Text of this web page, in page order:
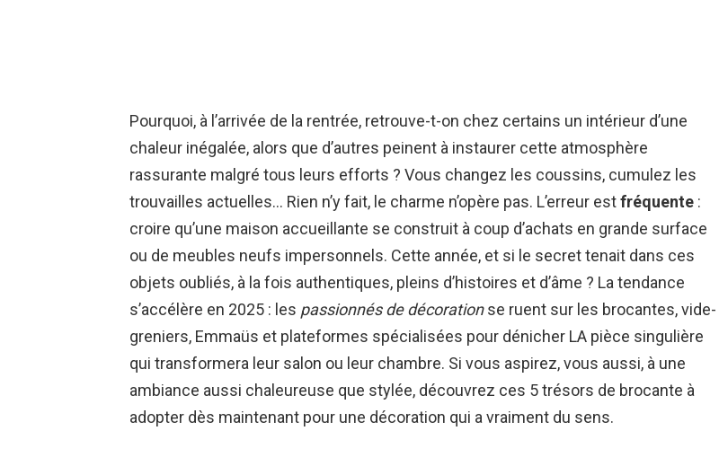
Pourquoi, à l’arrivée de la rentrée, retrouve-t-on chez certains un intérieur d’une
chaleur inégalée, alors que d’autres peinent à instaurer cette atmosphère
rassurante malgré tous leurs efforts ? Vous changez les coussins, cumulez les
trouvailles actuelles… Rien n’y fait, le charme n’opère pas. L’erreur estfréquente :
croire qu’une maison accueillante se construit à coup d’achats en grande surface
ou de meubles neufs impersonnels. Cette année, et si le secret tenait dans ces
objets oubliés, à la fois authentiques, pleins d’histoires et d’âme ? La tendance
s’accélère en 2025 : les passionnés de décorationse ruent sur les brocantes, vide-
greniers, Emmaüs et plateformes spécialisées pour dénicher LA pièce singulière
qui transformera leur salon ou leur chambre. Si vous aspirez, vous aussi, à une
ambiance aussi chaleureuse que stylée, découvrez ces 5 trésors de brocante à
adopter dès maintenant pour une décoration qui a vraiment du sens.